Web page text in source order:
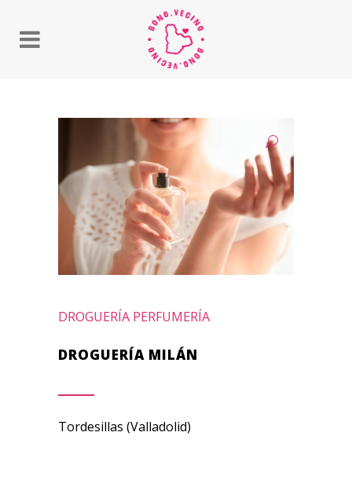
DROGUERÍA PERFUMERÍA
DROGUERÍA MILÁN
Tordesillas (Valladolid)